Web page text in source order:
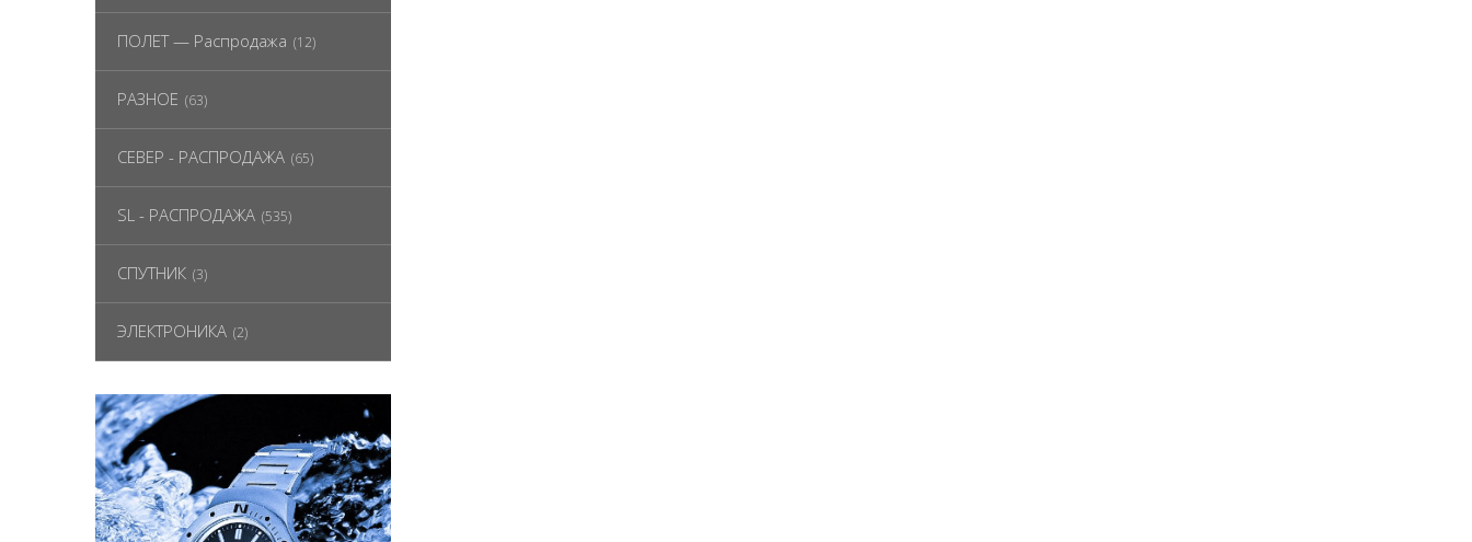
ПОЛЕТ — Распродажа (12)
РАЗНОЕ (63)
СЕВЕР - РАСПРОДАЖА (65)
SL - РАСПРОДАЖА (535)
СПУТНИК (3)
ЭЛЕКТРОНИКА (2)